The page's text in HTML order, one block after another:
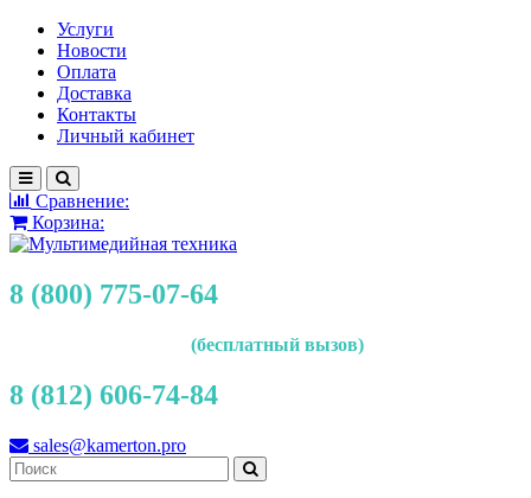
Услуги
Новости
Оплата
Доставка
Контакты
Личный кабинет
Сравнение:
Корзина:
8 (800) 775-07-64
(бесплатный вызов)
8 (812) 606-74-84
sales@kamerton.pro